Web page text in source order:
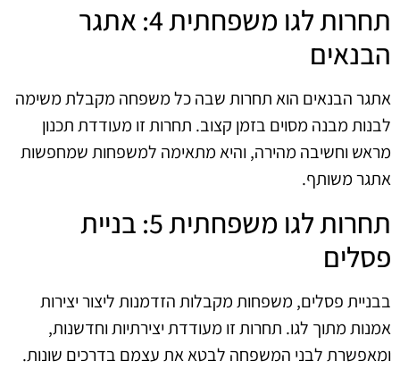
תחרות לגו משפחתית 4: אתגר
הבנאים
אתגר הבנאים הוא תחרות שבה כל משפחה מקבלת משימה
לבנות מבנה מסוים בזמן קצוב. תחרות זו מעודדת תכנון
מראש וחשיבה מהירה, והיא מתאימה למשפחות שמחפשות
אתגר משותף.
תחרות לגו משפחתית 5: בניית
פסלים
בבניית פסלים, משפחות מקבלות הזדמנות ליצור יצירות
אמנות מתוך לגו. תחרות זו מעודדת יצירתיות וחדשנות,
ומאפשרת לבני המשפחה לבטא את עצמם בדרכים שונות.